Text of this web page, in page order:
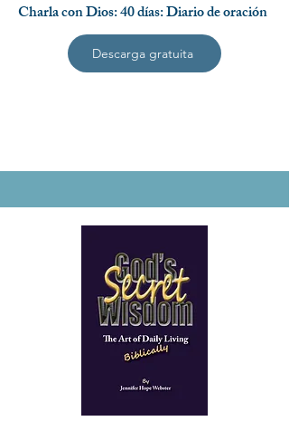
Charla con Dios: 40 días: Diario de oración
Descarga gratuita